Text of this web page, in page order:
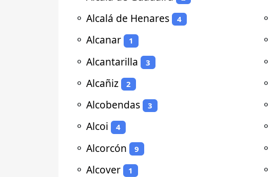
⚬ Alcalá de Henares 4
⚬ Alcanar 1
⚬ Alcantarilla 3
⚬ Alcañiz 2
⚬ Alcobendas 3
⚬ Alcoi 4
⚬ Alcorcón 9
⚬ Alcover 1
⚬
⚬
⚬
⚬
⚬
⚬
⚬
⚬